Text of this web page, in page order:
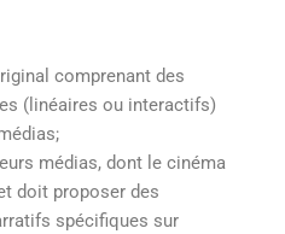
comprenant des
(linéaires ou interactifs)
médias, dont le cinéma
doit proposer des
spécifiques sur